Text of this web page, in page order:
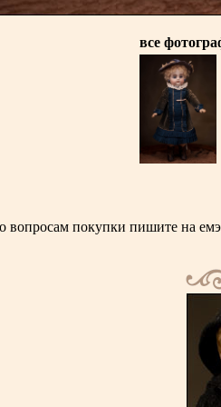
все
вопросам покупки пишите на